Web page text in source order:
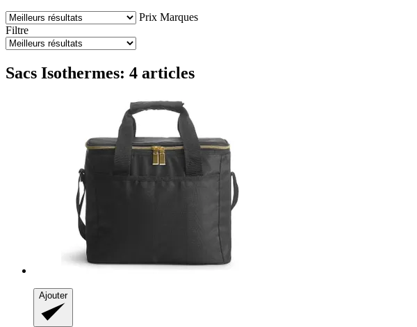
Prix Marques
Filtre
Sacs Isothermes: 4 articles
Ajouter